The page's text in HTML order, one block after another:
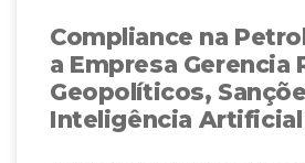
Compliance na
a Empresa Gerencia
Geopolíticos,
Inteligência Artificial